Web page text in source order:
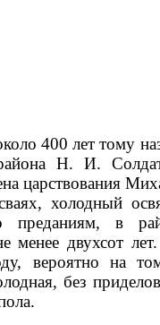
400 лет тому
Н. И.
царствования
холодный
преданиям, в
менее двухсот
вероятно на
без